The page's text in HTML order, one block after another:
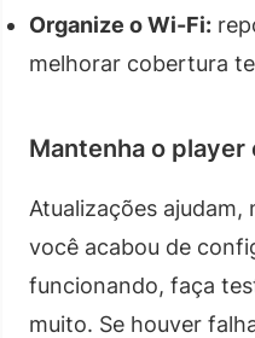
Organize o Wi-Fi:
melhorar cobertura
Mantenha o player
Atualizações ajudam,
você acabou de
funcionando, faça
muito. Se houver